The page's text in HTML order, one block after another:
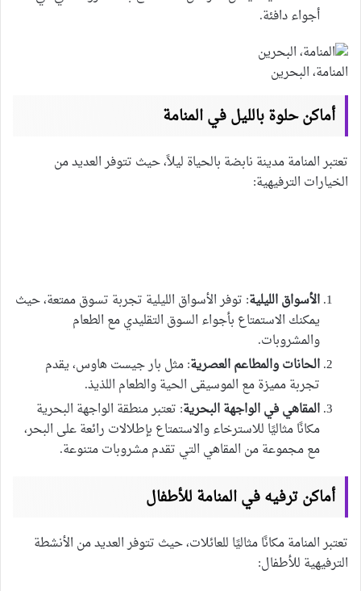
أجواء دافئة.
المنامة، البحرين
أماكن حلوة بالليل في المنامة
تعتبر المنامة مدينة نابضة بالحياة ليلاً، حيث تتوفر العديد من
الخيارات الترفيهية:
الأسواق الليلية: توفر الأسواق الليلية تجربة تسوق ممتعة، حيث
يمكنك الاستمتاع بأجواء السوق التقليدي مع الطعام
والمشروبات.
الحانات والمطاعم العصرية: مثل بار جيست هاوس، يقدم
تجربة مميزة مع الموسيقى الحية والطعام اللذيذ.
المقاهي في الواجهة البحرية: تعتبر منطقة الواجهة البحرية
مكانًا مثاليًا للاسترخاء والاستمتاع بإطلالات رائعة على البحر،
مع مجموعة من المقاهي التي تقدم مشروبات متنوعة.
أماكن ترفيه في المنامة للأطفال
تعتبر المنامة مكانًا مثاليًا للعائلات، حيث تتوفر العديد من الأنشطة
الترفيهية للأطفال: